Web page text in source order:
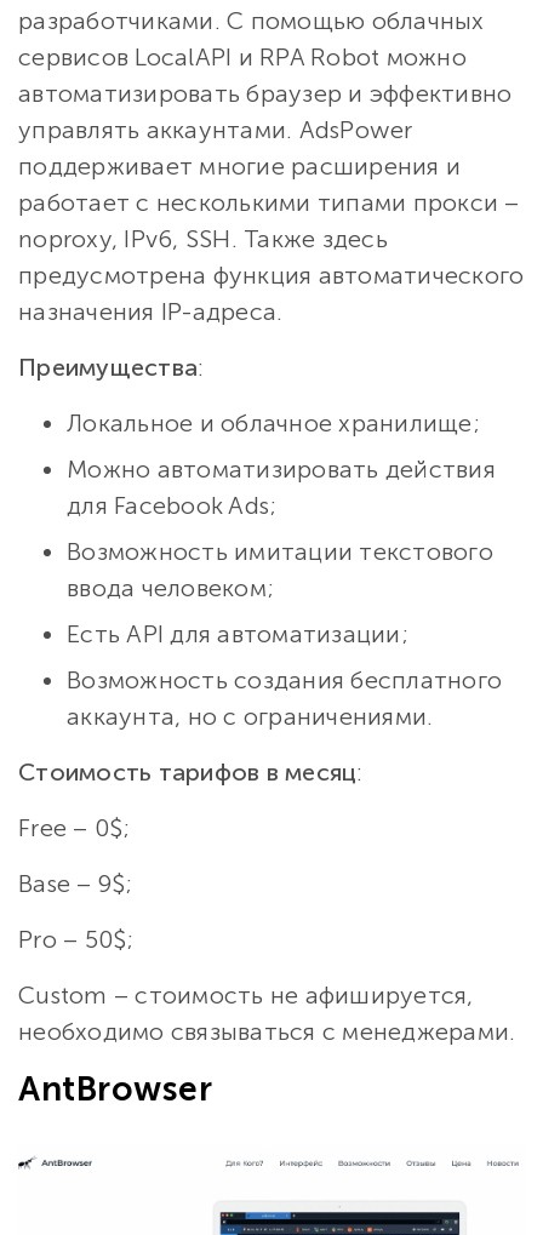
разработчиками. С помощью облачных
сервисов LocalAPI и RPA Robot можно
автоматизировать браузер и эффективно
управлять аккаунтами. AdsPower
поддерживает многие расширения и
работает с несколькими типами прокси –
noproxy, IPv6, SSH. Также здесь
предусмотрена функция автоматического
назначения IP-адреса.
Преимущества:
Локальное и облачное хранилище;
Можно автоматизировать действия
для Facebook Ads;
Возможность имитации текстового
ввода человеком;
Есть API для автоматизации;
Возможность создания бесплатного
аккаунта, но с ограничениями.
Стоимость тарифов в месяц:
Free – 0$;
Base – 9$;
Pro – 50$;
Custom – стоимость не афишируется,
необходимо связываться с менеджерами.
AntBrowser